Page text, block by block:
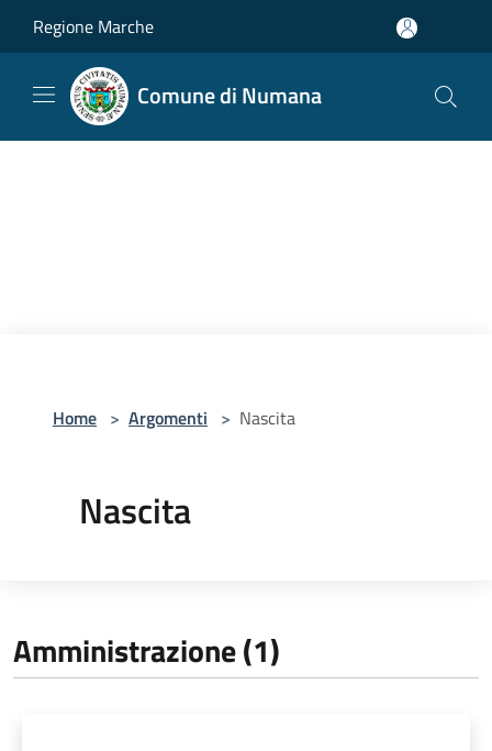
Regione Marche
Comune di Numana
Home > Argomenti > Nascita
Nascita
Amministrazione (1)